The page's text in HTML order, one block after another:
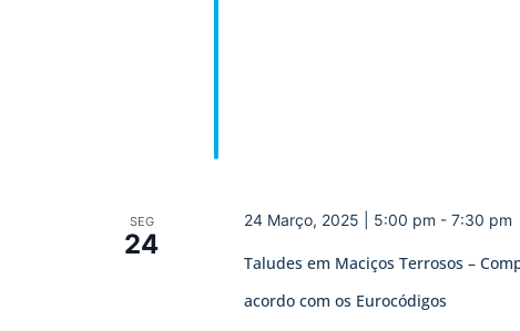
SEG
24
Taludes em Maciços Terrosos –
acordo com os Eurocódigos
24 Março, 2025 | 5:00 pm - 7:30 pm